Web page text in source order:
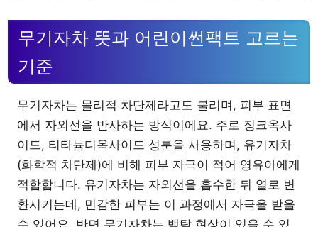
무기자차 뜻과 어린이썬팩트 고르는
기준
무기자차는 물리적 차단제라고도 불리며, 피부 표면
에서 자외선을 반사하는 방식이에요. 주로 징크옥사
이드, 티타늄디옥사이드 성분을 사용하며, 유기자차
(화학적 차단제)에 비해 피부 자극이 적어 영유아에게
적합합니다. 유기자차는 자외선을 흡수한 뒤 열로 변
환시키는데, 민감한 피부는 이 과정에서 자극을 받을
수 있어요. 반면 무기자차는 백탁 현상이 있을 수 있